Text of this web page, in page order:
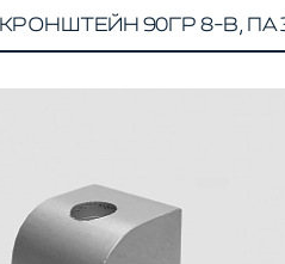
90ГР 8-B, ПАЗ